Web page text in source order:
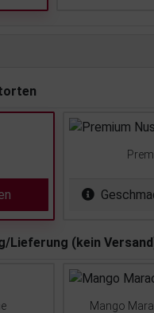
Lieferung (kein
Mango